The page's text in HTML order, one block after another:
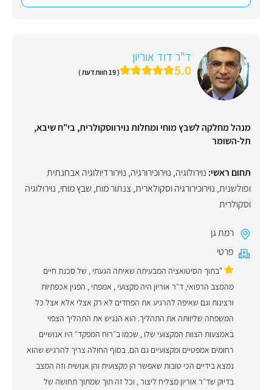
ד"ר דוד אוריון
5.0 ( 19 חוות דעת )
מנהל מחלקה לשבץ מוחי ומחלות נוירווסקולרית, בי"ח שיבא,
תל-השומר
תחום ראשי: נוירולוגיה, נוירוכירורגיה, נוירורדיולוגיה אבחנתית
ופולשנית, נוירוכירורגיה וסקולארית, צנתור מוח, שבץ מוחי, נוירולוגיה
וסקולרית
רמת גן
פרטי
"בתוך הסיטואציה המבעיתה שאיתה הגעתי , של סכנת חיים
מהמצב הרפואי, ד״ר אוריון היה מקצועי , אמפתי , הפגין אכפתיות
ורצינות וגם שאיפה להרגיע את הפחדים לא רק אצלי אלא אצל כל
המשפחה שליוותה את התהליך. הוא הנגיש את התהליך הצפוי
באמצעות הצוות המקצועי שלו , שכמו ב״רוח המפקד״ היו אנושיים
רחומים אמפטיים ומקצועיים גם הם. בסוף החולה צריך להרגיש שהוא
נמצא בידיים הכי טובות שאפשר הן מקצועית והן אנושית וזה המצב
בדיוק שד״ר אוריון מצליח ליצור , וכל זה תוך שמתוך תחושה של